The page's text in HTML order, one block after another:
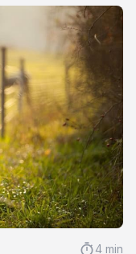
4 min